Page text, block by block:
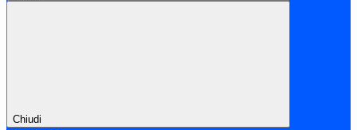
Chiudi